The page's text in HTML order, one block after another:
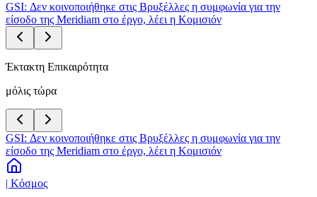
GSI: Δεν κοινοποιήθηκε στις Βρυξέλλες η συμφωνία για την
είσοδο της Meridiam στο έργο, λέει η Κομισιόν
Έκτακτη Επικαιρότητα
μόλις τώρα
GSI: Δεν κοινοποιήθηκε στις Βρυξέλλες η συμφωνία για την
είσοδο της Meridiam στο έργο, λέει η Κομισιόν
| Κόσμος